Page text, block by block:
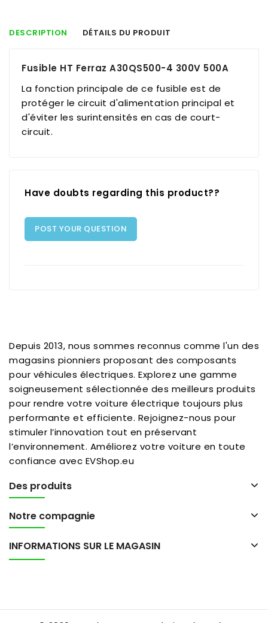
DESCRIPTION DÉTAILS DU PRODUIT
Fusible HT Ferraz A30QS500-4 300V 500A
La fonction principale de ce fusible est de
protéger le circuit d'alimentation principal et
d'éviter les surintensités en cas de court-
circuit.
Have doubts regarding this product??
POST YOUR QUESTION
Depuis 2013, nous sommes reconnus comme l'un des
magasins pionniers proposant des composants
pour véhicules électriques. Explorez une gamme
soigneusement sélectionnée des meilleurs produits
pour rendre votre voiture électrique toujours plus
performante et efficiente. Rejoignez-nous pour
stimuler l’innovation tout en préservant
l’environnement. Améliorez votre voiture en toute
confiance avec EVShop.eu
Des produits
Notre compagnie
INFORMATIONS SUR LE MAGASIN